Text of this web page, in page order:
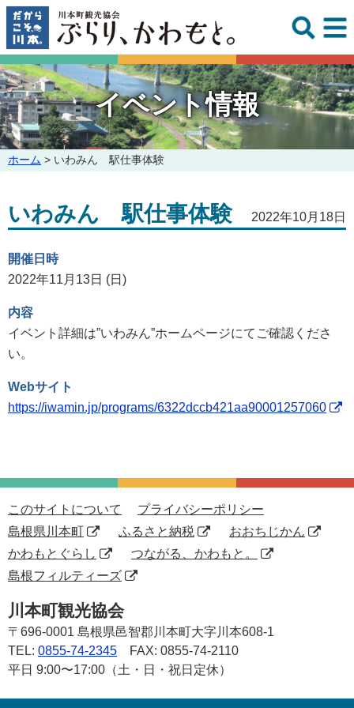
このページの本文へ
イベント情報
こ
ー
ジ
位
置:
ホーム > いわみん 駅仕事体験
いわみん 駅仕事体験 2022年10月18日
開催日時
2022年11月13日 (日)
内容
イベント詳細は”いわみん”ホームページにてご確認くださ
い。
Webサイト
https://iwamin.jp/programs/6322dccb421aa90001257060
このサイトについて
プライバシーポリシー
島根県川本町
ふるさと納税
おおちじかん
かわもとぐらし
つながる、かわもと。
島根フィルティーズ
川本町観光協会
〒696-0001 島根県邑智郡川本町大字川本608-1
TEL: 0855-74-2345
FAX: 0855-74-2110
平日 9:00〜17:00（土・日・祝日定休）